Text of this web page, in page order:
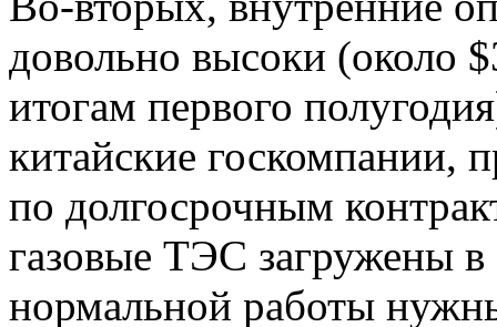
довольно высоки (около
итогам первого
китайские госкомпании,
по долгосрочным
газовые ТЭС загружены
нормальной работы